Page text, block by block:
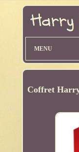
MENU
Coffret